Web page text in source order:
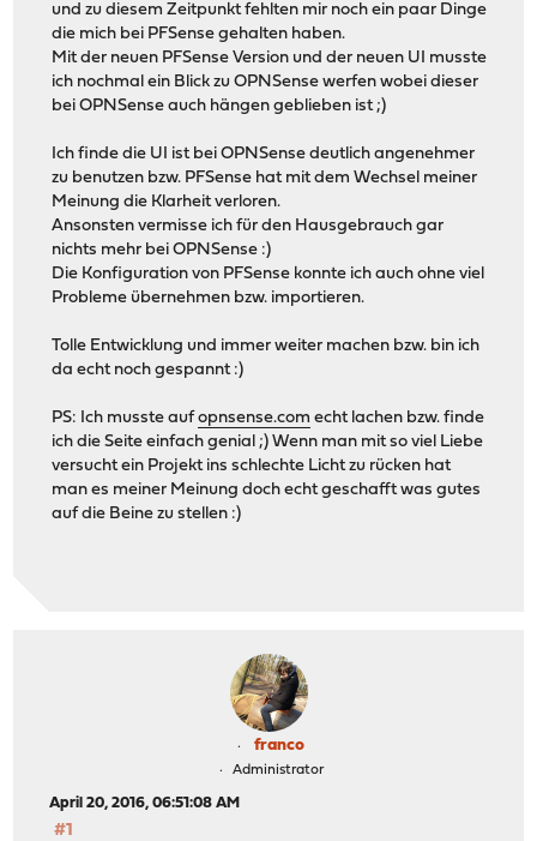
und zu diesem Zeitpunkt fehlten mir noch ein paar Dinge
die mich bei PFSense gehalten haben.
Mit der neuen PFSense Version und der neuen UI musste
ich nochmal ein Blick zu OPNSense werfen wobei dieser
bei OPNSense auch hängen geblieben ist ;)
Ich finde die UI ist bei OPNSense deutlich angenehmer
zu benutzen bzw. PFSense hat mit dem Wechsel meiner
Meinung die Klarheit verloren.
Ansonsten vermisse ich für den Hausgebrauch gar
nichts mehr bei OPNSense :)
Die Konfiguration von PFSense konnte ich auch ohne viel
Probleme übernehmen bzw. importieren.
Tolle Entwicklung und immer weiter machen bzw. bin ich
da echt noch gespannt :)
PS: Ich musste aufopnsense.com echt lachen bzw. finde
ich die Seite einfach genial ;) Wenn man mit so viel Liebe
versucht ein Projekt ins schlechte Licht zu rücken hat
man es meiner Meinung doch echt geschafft was gutes
auf die Beine zu stellen :)
franco
Administrator
April 20, 2016, 06:51:08 AM
#1